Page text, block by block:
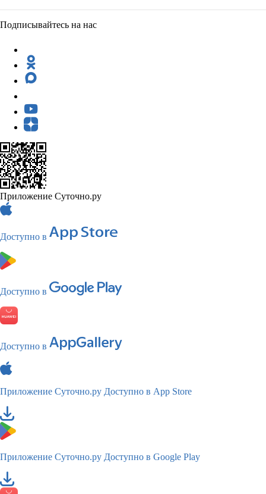
Подписывайтесь на нас
Приложение Суточно.ру
Доступно в
Доступно в
Доступно в
Приложение Суточно.ру Доступно в App Store
Приложение Суточно.ру Доступно в Google Play